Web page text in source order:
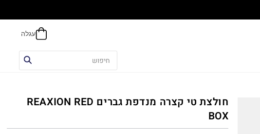
חולצת טי קצרה מנדפת גברים REAXION RED
BOX